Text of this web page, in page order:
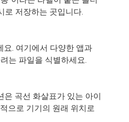
로 저장하는 곳입니다.
요. 여기에서 다양한 앱과
는 파일을 식별하세요.
은 곡선 화살표가 있는 아이
으로 기기의 원래 위치로